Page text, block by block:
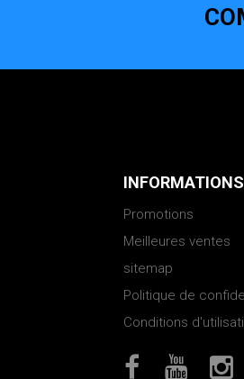
INFORMATIONS
Promotions
Meilleures ventes
sitemap
Politique de
Conditions